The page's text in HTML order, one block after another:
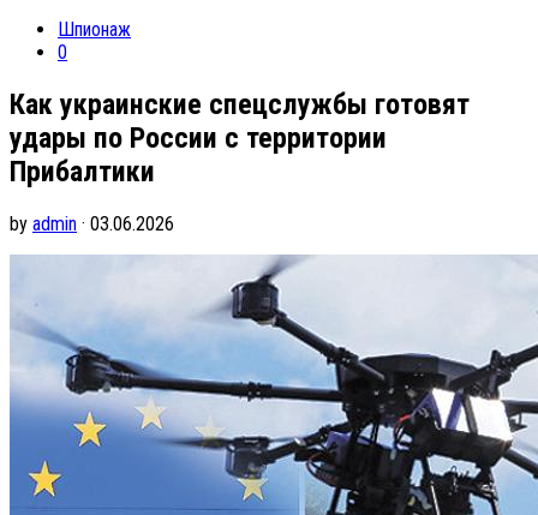
Шпионаж
0
Как украинские спецслужбы готовят
удары по России с территории
Прибалтики
by admin · 03.06.2026